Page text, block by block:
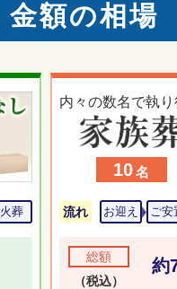
金額の相場
火葬
内々の数名で執り
10名
流れ お迎え ご安
総額
（税込）
約